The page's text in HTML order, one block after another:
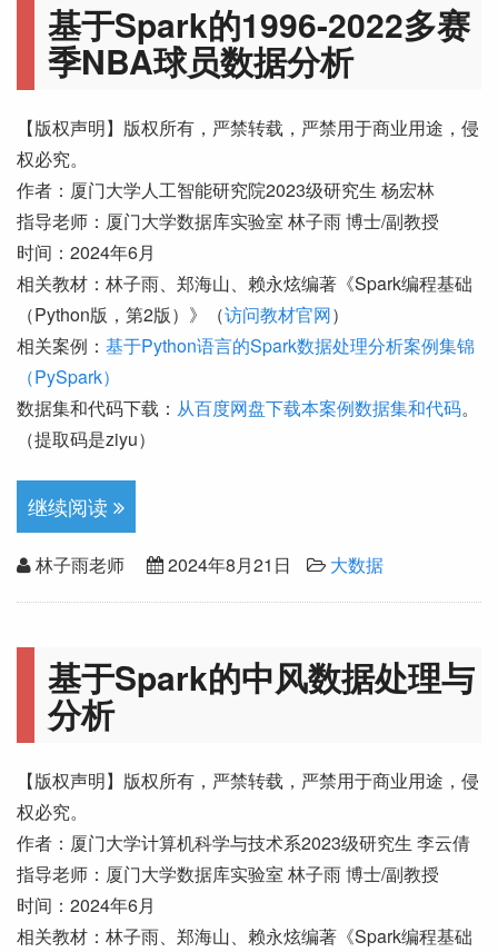
基于Spark的1996-2022多赛
季NBA球员数据分析
【版权声明】版权所有，严禁转载，严禁用于商业用途，侵
权必究。
作者：厦门大学人工智能研究院2023级研究生 杨宏林
指导老师：厦门大学数据库实验室 林子雨 博士/副教授
时间：2024年6月
相关教材：林子雨、郑海山、赖永炫编著《Spark编程基础
（Python版，第2版）》（访问教材官网）
相关案例： 基于Python语言的Spark数据处理分析案例集锦
（PySpark）
数据集和代码下载： 从百度网盘下载本案例数据集和代码。
（提取码是ziyu）
继续阅读
林子雨老师 2024年8月21日 大数据
基于Spark的中风数据处理与
分析
【版权声明】版权所有，严禁转载，严禁用于商业用途，侵
权必究。
作者：厦门大学计算机科学与技术系2023级研究生 李云倩
指导老师：厦门大学数据库实验室 林子雨 博士/副教授
时间：2024年6月
相关教材：林子雨、郑海山、赖永炫编著《Spark编程基础